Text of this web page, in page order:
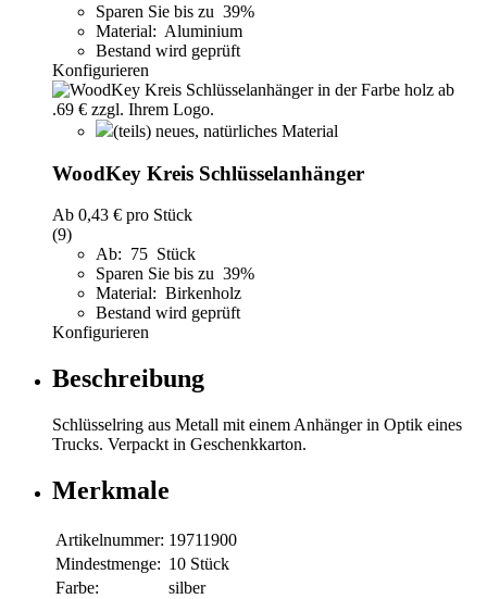
Sparen Sie bis zu 39%
Material: Aluminium
Bestand wird geprüft
Konfigurieren
(teils) neues, natürliches Material
WoodKey Kreis Schlüsselanhänger
Ab 0,43 € pro Stück
(9)
Ab: 75 Stück
Sparen Sie bis zu 39%
Material: Birkenholz
Bestand wird geprüft
Konfigurieren
Beschreibung
Schlüsselring aus Metall mit einem Anhänger in Optik eines
Trucks. Verpackt in Geschenkkarton.
Merkmale
Artikelnummer: 19711900
Mindestmenge: 10 Stück
Farbe:
silber